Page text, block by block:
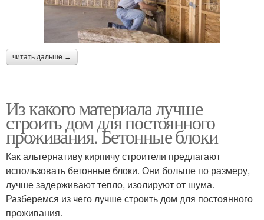
читать дальше →
Из какого материала лучше
строить дом для постоянного
проживания. Бетонные блоки
Как альтернативу кирпичу строители предлагают
использовать бетонные блоки. Они больше по размеру,
лучше задерживают тепло, изолируют от шума.
Разберемся из чего лучше строить дом для постоянного
проживания.